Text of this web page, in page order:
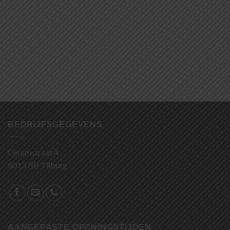
BEDRIJFSGEGEVENS
Ceramstraat 4
5013 BB Tilburg
AANGEPASTE OPENINGSTIJDEN